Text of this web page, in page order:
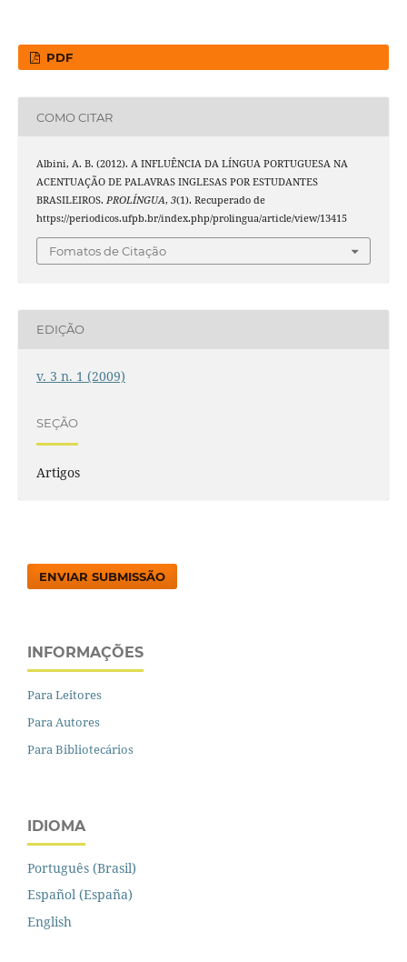
PDF
COMO CITAR
Albini, A. B. (2012). A INFLUÊNCIA DA LÍNGUA PORTUGUESA NA
ACENTUAÇÃO DE PALAVRAS INGLESAS POR ESTUDANTES
BRASILEIROS. PROLÍNGUA, 3(1). Recuperado de
https://periodicos.ufpb.br/index.php/prolingua/article/view/13415
Fomatos de Citação
EDIÇÃO
v. 3 n. 1 (2009)
SEÇÃO
Artigos
ENVIAR SUBMISSÃO
INFORMAÇÕES
Para Leitores
Para Autores
Para Bibliotecários
IDIOMA
Português (Brasil)
Español (España)
English